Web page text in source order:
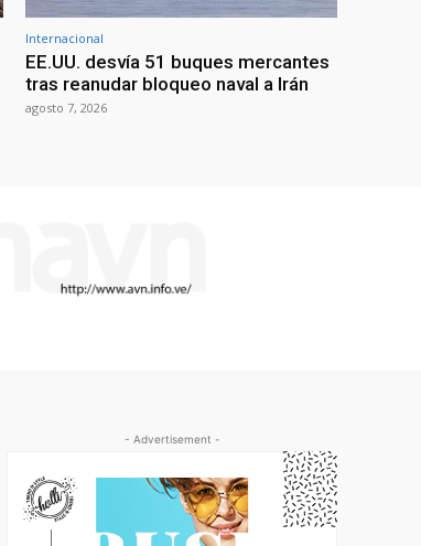
Internacional
EE.UU. desvía 51 buques mercantes
tras reanudar bloqueo naval a Irán
agosto 7, 2026
- Advertisement -